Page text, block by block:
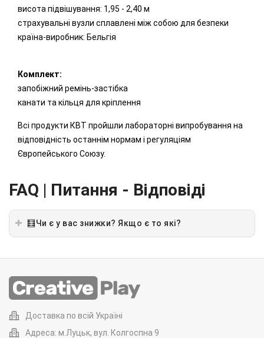
висота підвішування: 1,95 - 2,40 м
страхувальні вузли сплавлені між собою для безпеки
країна-виробник: Бельгія
Комплект:
запобіжний ремінь-застібка
канати та кільця для кріплення
Всі продукти КВТ пройшли лабораторні випробування на
відповідність останнім нормам і регуляціям
Європейського Союзу.
FAQ | Питання - Відповіді
🧮Чи є у вас знижки? Якщо є то які?
Доставка по всій Україні
Адреса: м.Луцьк, вул. Колгоспна 9